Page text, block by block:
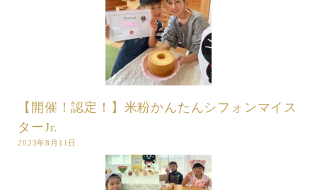
【開催！認定！】米粉かんたんシフォンマイス
ターJr.
2023年8月11日